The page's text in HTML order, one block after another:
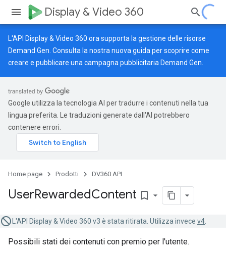
Display & Video 360
L'API Display & Video 360 ora supporta la gestione delle risorse
Demand Gen. Consulta la nostra nuova guida per scoprire come
creare e pubblicare una campagna pubblicitaria Demand Gen.
Google utilizza la tecnologia AI per tradurre i contenuti nella tua
lingua preferita. Le traduzioni generate dall'AI potrebbero
contenere errori.
Home page Prodotti DV360 API
UserRewardedContent bookmark_border
L'API Display & Video 360 v3 è stata ritirata. Utilizza invece v4
Possibili stati dei contenuti con premio per l'utente.